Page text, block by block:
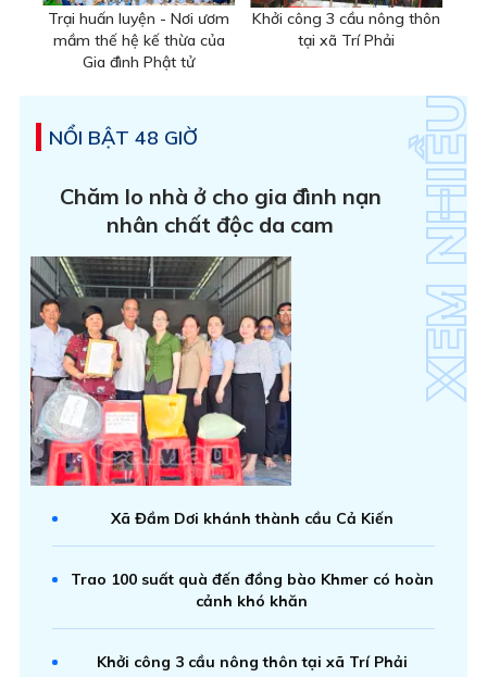
Trại huấn luyện - Nơi ươm
mầm thế hệ kế thừa của
Gia đình Phật tử
Khởi công 3 cầu nông thôn
tại xã Trí Phải
NỔI BẬT 48 GIỜ
Chăm lo nhà ở cho gia đình nạn
nhân chất độc da cam
Xã Đầm Dơi khánh thành cầu Cả Kiến
Trao 100 suất quà đến đồng bào Khmer có hoàn
cảnh khó khăn
Khởi công 3 cầu nông thôn tại xã Trí Phải